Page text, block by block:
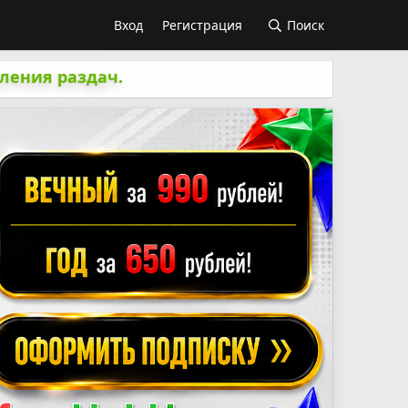
Вход Регистрация Поиск
раздач.